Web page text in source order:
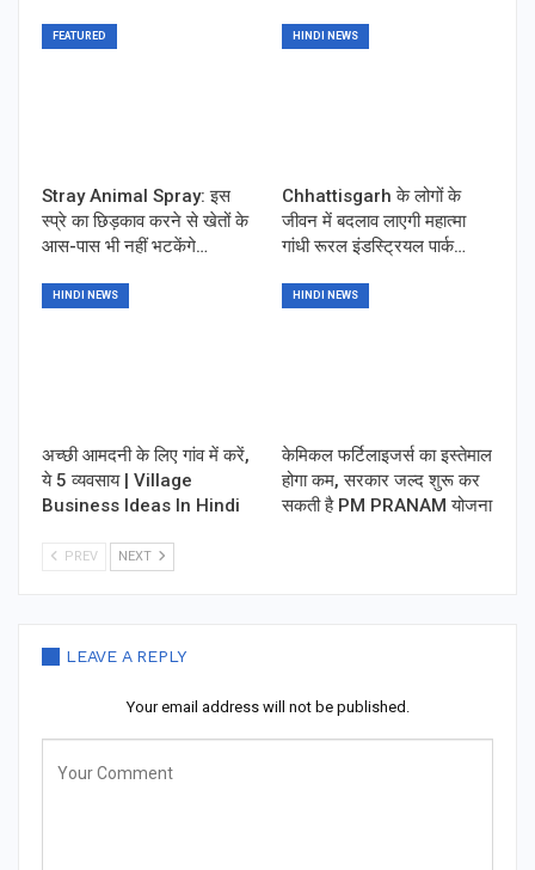
FEATURED
Stray Animal Spray: इस
स्प्रे का छिड़काव करने से खेतों के
आस-पास भी नहीं भटकेंगे…
HINDI NEWS
Chhattisgarh के लोगों के
जीवन में बदलाव लाएगी महात्मा
गांधी रूरल इंडस्ट्रियल पार्क…
HINDI NEWS
अच्छी आमदनी के लिए गांव में करें,
ये 5 व्यवसाय | Village
Business Ideas In Hindi
HINDI NEWS
केमिकल फर्टिलाइजर्स का इस्तेमाल
होगा कम, सरकार जल्द शुरू कर
सकती है PM PRANAM योजना
PREV NEXT
LEAVE A REPLY
Your email address will not be published.